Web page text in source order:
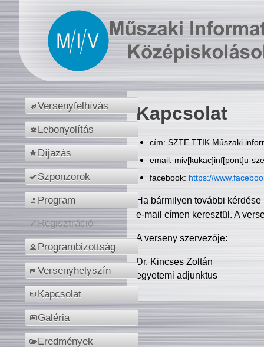
Versenyfelhívás
Lebonyolítás
Díjazás
Szponzorok
Program
Regisztráció
Programbizottság
Versenyhelyszín
Kapcsolat
Galéria
Eredmények
Kapcsolat
cím: SZTE TTIK Műszaki
email: miv[kukac]inf[pont]u-
facebook: https://
Ha bármilyen további
e-mail címen keresztül. A
A verseny szervezője:
Dr. Kincses Zoltán
egyetemi adjunktus